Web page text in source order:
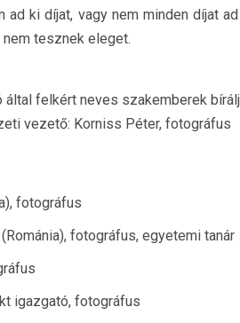
ad ki díjat, vagy nem minden díjat
tesznek eleget.
által felkért neves szakemberek
vezető: Korniss Péter, fotográfus
fotográfus
fotográfus, egyetemi tanár
igazgató, fotográfus